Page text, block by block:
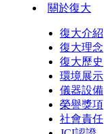
關於復大
復大介紹
復大理念
復大歷史
環境展示
儀器設備
榮譽獎項
社會責任